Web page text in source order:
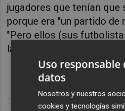
jugadores que tenían que
porque era "un partido de
"Pero ellos (sus
las facetas del juego, son
Uso responsable
datos
Nosotros y nuestros
cookies y tecnologías